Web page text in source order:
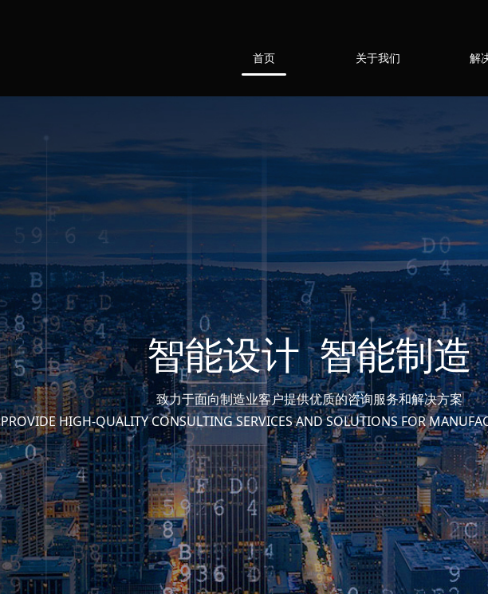
首页 关于我们 解
智能设计 智能制造
致力于面向制造业客户提供优质的咨询服务和解决方案
PROVIDE HIGH-QUALITY CONSULTING SERVICES AND SOLUTIONS FOR